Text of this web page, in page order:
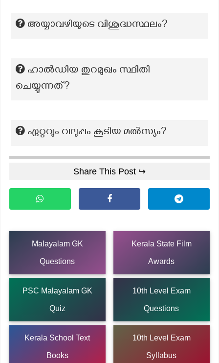
അയ്യാവഴിയുടെ വിശുദ്ധസ്ഥലം?
ഹാല്‍ഡിയ തുറമുഖം സ്ഥിതി
ചെയ്യുന്നത്?
ഏറ്റവും വലുപ്പം കൂടിയ മൽസ്യം?
Share This Post ↪
Malayalam GK
Questions
Kerala State Film
Awards
PSC Malayalam GK
Quiz
10th Level Exam
Questions
Kerala School Text
Books
10th Level Exam
Syllabus